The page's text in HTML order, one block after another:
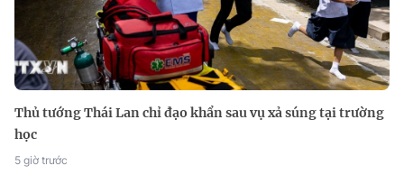
Thủ tướng Thái Lan chỉ đạo khẩn sau vụ xả súng tại trường
học
5 giờ trước